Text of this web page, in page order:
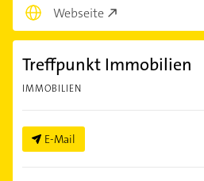
Webseite
Treffpunkt Immobilien
IMMOBILIEN
E-Mail